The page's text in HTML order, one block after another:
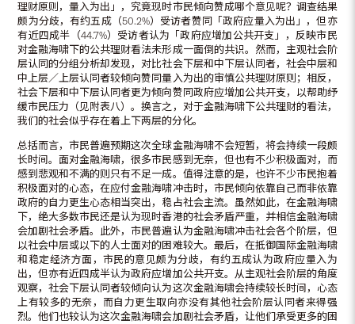
理财原则，量入为出」，究竟现时市民倾向赞成哪个意见呢？调查结果
颇为分歧，有约五成（50.2%）受访者赞同「政府应量入为出」，但亦
有近四成半（44.7%）受访者认为「政府应增加公共开支」，反映市民
对金融海啸下的公共理财看法未形成一面倒的共识。然而，主观社会阶
层认同的分组分析却发现，对比社会下层和中下层认同者，社会中层和
中上层／上层认同者较倾向赞同量入为出的审慎公共理财原则；相反，
社会下层和中下层认同者更为倾向赞同政府应增加公共开支，以帮助纾
缓市民压力（见附表八）。换言之，对于金融海啸下公共理财的看法，
我们的社会似乎存在着上下两层的分化。
总括而言，市民普遍预期这次全球金融海啸不会短暂，将会持续一段颇
长时间。面对金融海啸，很多市民感到无奈，但也有不少积极面对，而
感到悲观和不满的则只有不足一成。值得注意的是，也许不少市民抱着
积极面对的心态，在应付金融海啸冲击时，市民倾向依靠自己而非依靠
政府的自力更生心态相当突出，稳占社会主流。虽然如此，在金融海啸
下，绝大多数市民还是认为现时香港的社会矛盾严重，并相信金融海啸
会加剧社会矛盾。此外，市民普遍认为金融海啸冲击社会各个阶层，但
以社会中层或以下的人士面对的困难较大。最后，在抵御国际金融海啸
和稳定经济方面，市民的意见颇为分歧，有约五成认为政府应量入为
出，但亦有近四成半认为政府应增加公共开支。从主观社会阶层的角度
观察，社会下层认同者较倾向认为这次金融海啸会持续较长时间，心态
上有较多的无奈，而自力更生取向亦没有其他社会阶层认同者来得强
烈。他们也较认为这次金融海啸会加剧社会矛盾，让他们承受更多的困